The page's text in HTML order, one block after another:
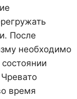
После
необходимо
время